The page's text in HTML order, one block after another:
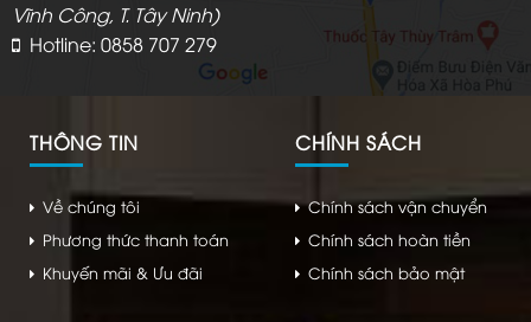
Vĩnh Công, T. Tây Ninh)
Hotline: 0858 707 279
THÔNG TIN
Về chúng tôi
Phương thức thanh toán
Khuyến mãi & Ưu đãi
CHÍNH SÁCH
Chính sách vận chuyển
Chính sách hoàn tiền
Chính sách bảo mật